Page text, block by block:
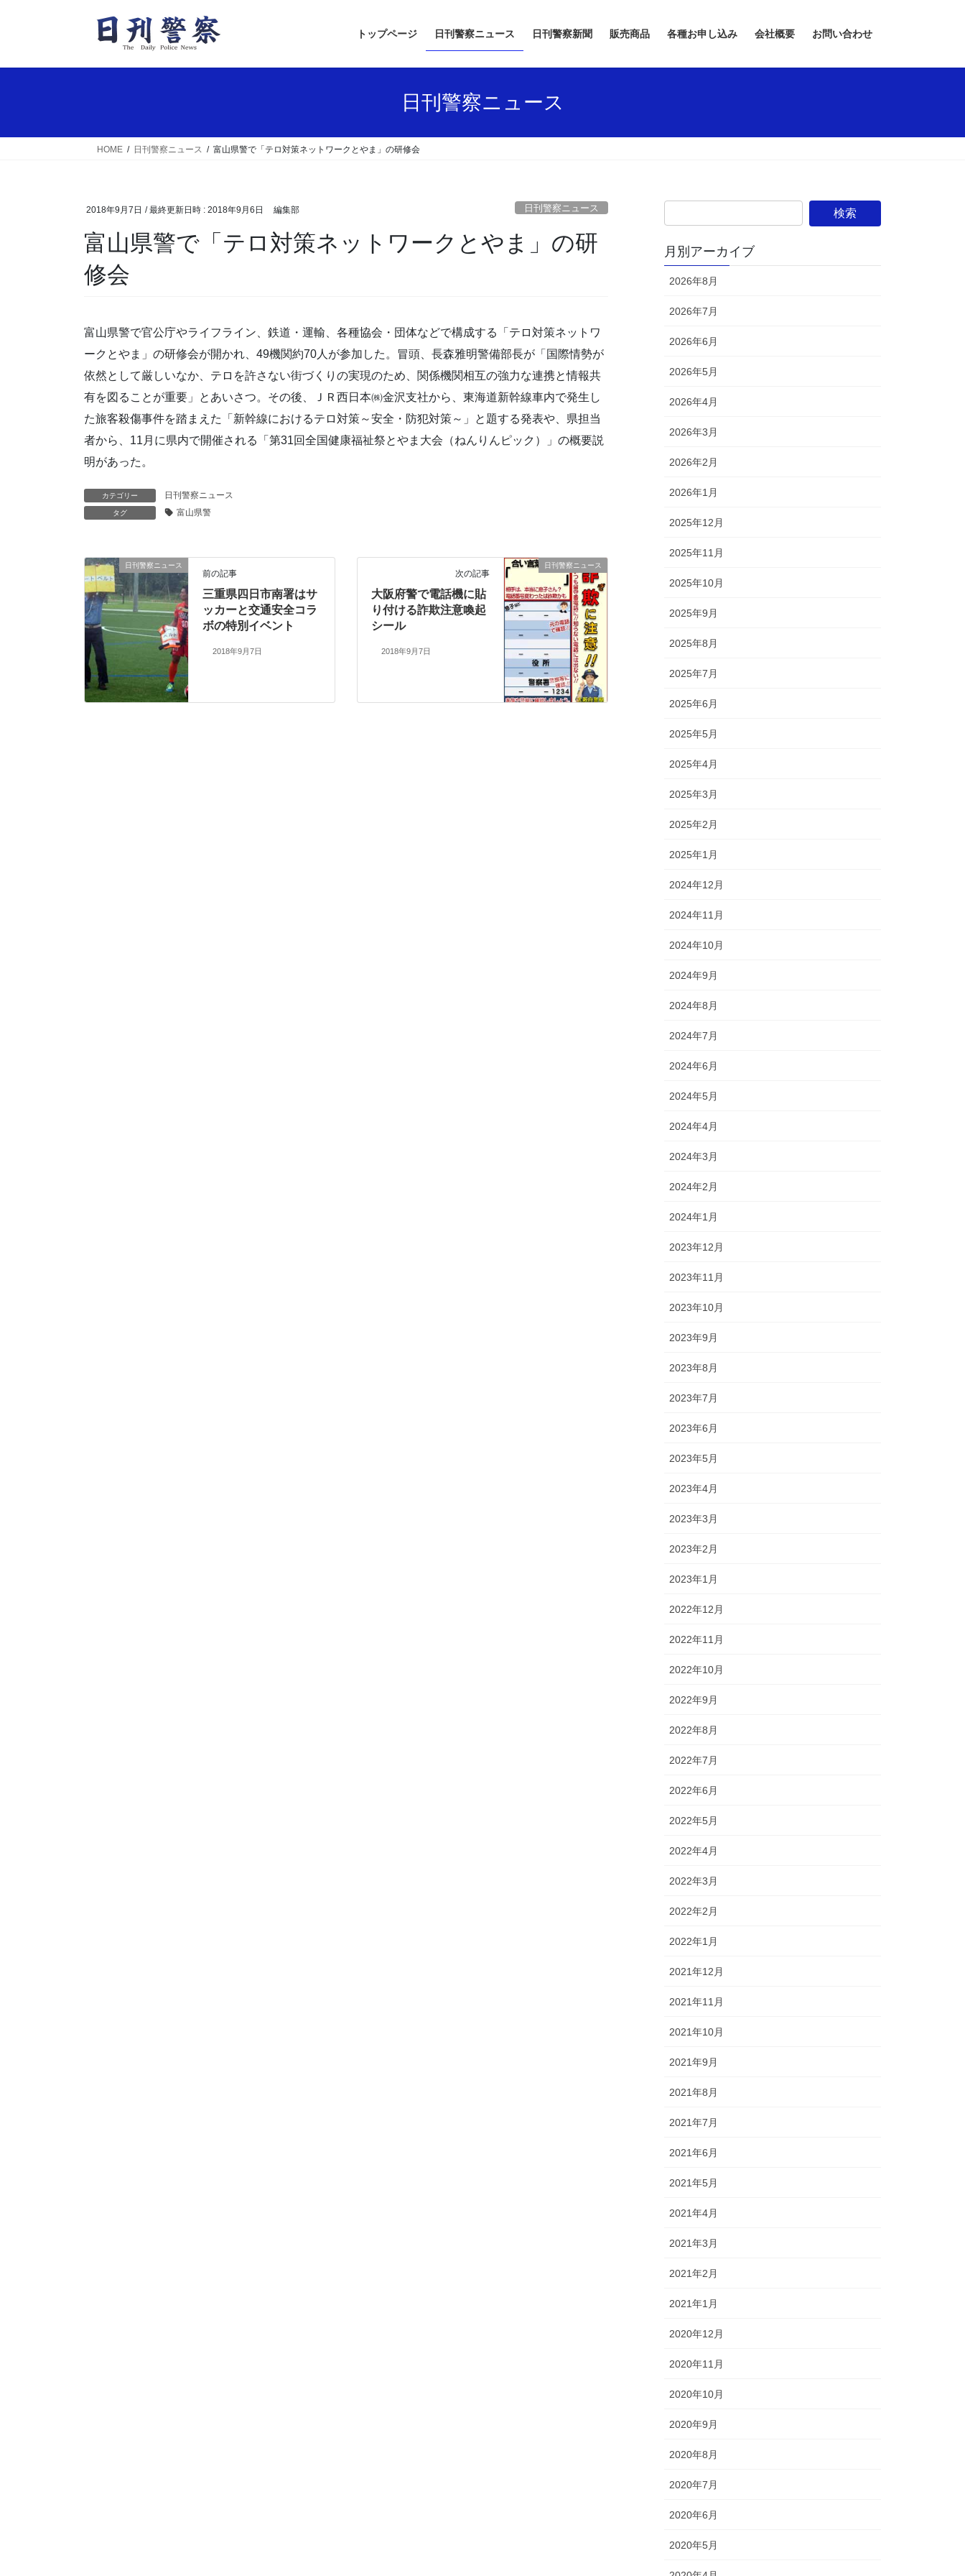
トップページ 日刊警察ニュース 日刊警察新聞 販売商品 各種お申し込み 会社概要 お問い合わせ
日刊警察ニュース
HOME 日刊警察ニュース 富山県警で「テロ対策ネットワークとやま」の研修会
2018年9月7日 / 最終更新日時 : 2018年9月6日 編集部 日刊警察ニュース
富山県警で「テロ対策ネットワークとやま」の研
修会
富山県警で官公庁やライフライン、鉄道・運輸、各種協会・団体などで構成する「テロ対策ネットワ
ークとやま」の研修会が開かれ、49機関約70人が参加した。冒頭、長森雅明警備部長が「国際情勢が
依然として厳しいなか、テロを許さない街づくりの実現のため、関係機関相互の強力な連携と情報共
有を図ることが重要」とあいさつ。その後、ＪＲ西日本㈱金沢支社から、東海道新幹線車内で発生し
た旅客殺傷事件を踏まえた「新幹線におけるテロ対策～安全・防犯対策～」と題する発表や、県担当
者から、11月に県内で開催される「第31回全国健康福祉祭とやま大会（ねんりんピック）」の概要説
明があった。
カテゴリー 日刊警察ニュース
タグ 富山県警
日刊警察ニュース
前の記事
三重県四日市南署はサ
ッカーと交通安全コラ
ボの特別イベント
2018年9月7日
日刊警察ニュース
次の記事
大阪府警で電話機に貼
り付ける詐欺注意喚起
シール
2018年9月7日
月別アーカイブ
2026年8月
2026年7月
2026年6月
2026年5月
2026年4月
2026年3月
2026年2月
2026年1月
2025年12月
2025年11月
2025年10月
2025年9月
2025年8月
2025年7月
2025年6月
2025年5月
2025年4月
2025年3月
2025年2月
2025年1月
2024年12月
2024年11月
2024年10月
2024年9月
2024年8月
2024年7月
2024年6月
2024年5月
2024年4月
2024年3月
2024年2月
2024年1月
2023年12月
2023年11月
2023年10月
2023年9月
2023年8月
2023年7月
2023年6月
2023年5月
2023年4月
2023年3月
2023年2月
2023年1月
2022年12月
2022年11月
2022年10月
2022年9月
2022年8月
2022年7月
2022年6月
2022年5月
2022年4月
2022年3月
2022年2月
2022年1月
2021年12月
2021年11月
2021年10月
2021年9月
2021年8月
2021年7月
2021年6月
2021年5月
2021年4月
2021年3月
2021年2月
2021年1月
2020年12月
2020年11月
2020年10月
2020年9月
2020年8月
2020年7月
2020年6月
2020年5月